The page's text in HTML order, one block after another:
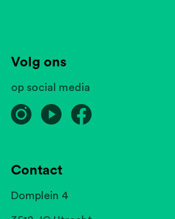
Contact
Domplein 4
Volg ons
op social media